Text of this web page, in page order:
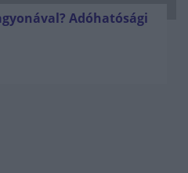
Adóhatósági